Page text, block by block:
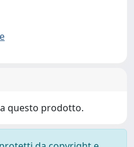
questo prodotto.